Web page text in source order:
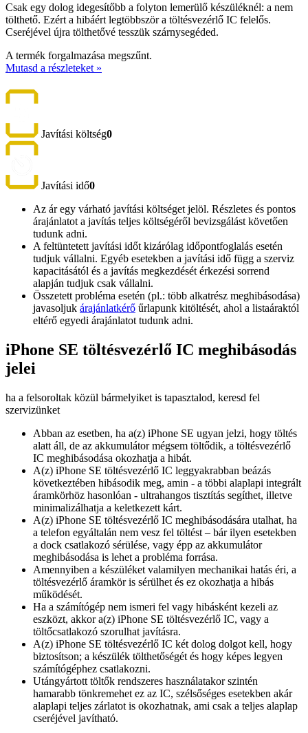
Csak egy dolog idegesítőbb a folyton lemerülő készüléknél: a nem
tölthető. Ezért a hibáért legtöbbször a töltésvezérlő IC felelős.
Cseréjével újra tölthetővé tesszük szárnysegéded.
A termék forgalmazása megszűnt.
Mutasd a részleteket »
Javítási költség0
Javítási idő0
Az ár egy várható javítási költséget jelöl. Részletes és pontos
árajánlatot a javítás teljes költségéről bevizsgálást követően
tudunk adni.
A feltüntetett javítási időt kizárólag időpontfoglalás esetén
tudjuk vállalni. Egyéb esetekben a javítási idő függ a szerviz
kapacitásától és a javítás megkezdését érkezési sorrend
alapján tudjuk csak vállalni.
Összetett probléma esetén (pl.: több alkatrész meghibásodása)
javasoljuk árajánlatkérő űrlapunk kitöltését, ahol a listaáraktól
eltérő egyedi árajánlatot tudunk adni.
iPhone SE töltésvezérlő IC meghibásodás
jelei
ha a felsoroltak közül bármelyiket is tapasztalod, keresd fel
szervizünket
Abban az esetben, ha a(z) iPhone SE ugyan jelzi, hogy töltés
alatt áll, de az akkumulátor mégsem töltődik, a töltésvezérlő
IC meghibásodása okozhatja a hibát.
A(z) iPhone SE töltésvezérlő IC leggyakrabban beázás
következtében hibásodik meg, amin - a többi alaplapi integrált
áramkörhöz hasonlóan - ultrahangos tisztítás segíthet, illetve
minimalizálhatja a keletkezett kárt.
A(z) iPhone SE töltésvezérlő IC meghibásodására utalhat, ha
a telefon egyáltalán nem vesz fel töltést – bár ilyen esetekben
a dock csatlakozó sérülése, vagy épp az akkumulátor
meghibásodása is lehet a probléma forrása.
Amennyiben a készüléket valamilyen mechanikai hatás éri, a
töltésvezérlő áramkör is sérülhet és ez okozhatja a hibás
működését.
Ha a számítógép nem ismeri fel vagy hibásként kezeli az
eszközt, akkor a(z) iPhone SE töltésvezérlő IC, vagy a
töltőcsatlakozó szorulhat javításra.
A(z) iPhone SE töltésvezérlő IC két dolog dolgot kell, hogy
biztosítson; a készülék tölthetőségét és hogy képes legyen
számítógéphez csatlakozni.
Utángyártott töltők rendszeres használatakor szintén
hamarabb tönkremehet ez az IC, szélsőséges esetekben akár
alaplapi teljes zárlatot is okozhatnak, ami csak a teljes alaplap
cseréjével javítható.